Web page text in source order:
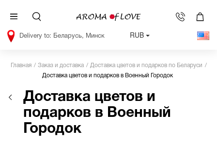
Беларусь, Минск RUB
Главная Заказ и доставка
Доставка цветов и подарков по Беларуси
Доставка цветов и подарков в Военный Городок
Доставка цветов и
подарков в Военный
Городок